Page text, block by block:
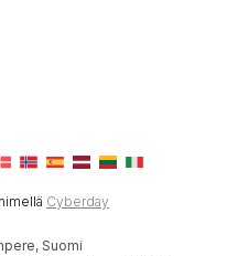
Cyberday
Suomi